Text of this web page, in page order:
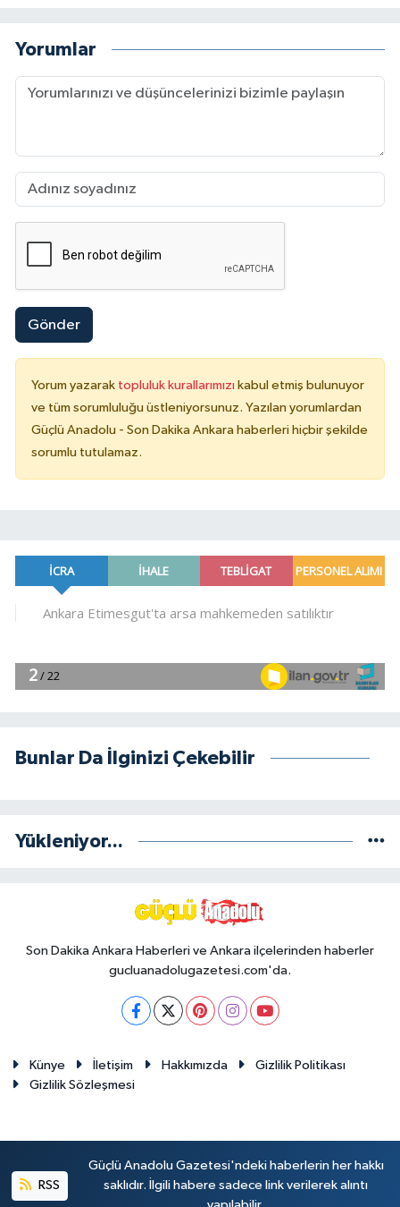
Yorumlar
Gönder
Yorum yazarak topluluk kurallarımızı kabul etmiş bulunuyor
ve tüm sorumluluğu üstleniyorsunuz. Yazılan yorumlardan
Güçlü Anadolu - Son Dakika Ankara haberleri hiçbir şekilde
sorumlu tutulamaz.
Bunlar Da İlginizi Çekebilir
Yükleniyor...
Son Dakika Ankara Haberleri ve Ankara ilçelerinden haberler
gucluanadolugazetesi.com'da.
Künye İletişim Hakkımızda
Gizlilik Politikası
Gizlilik Sözleşmesi
RSS
Güçlü Anadolu Gazetesi'ndeki haberlerin her hakkı
saklıdır. İlgili habere sadece link verilerek alıntı